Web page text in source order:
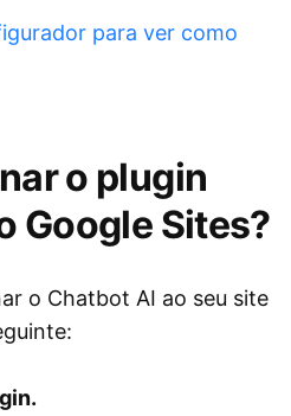
para ver como
o plugin
Google Sites?
o Chatbot AI ao seu site